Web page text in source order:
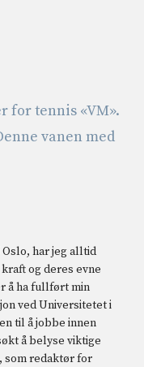
for tennis «VM».
vanen med
har jeg alltid
og deres evne
å ha fullført min
ved Universitetet i
til å jobbe innen
å belyse viktige
som redaktør for